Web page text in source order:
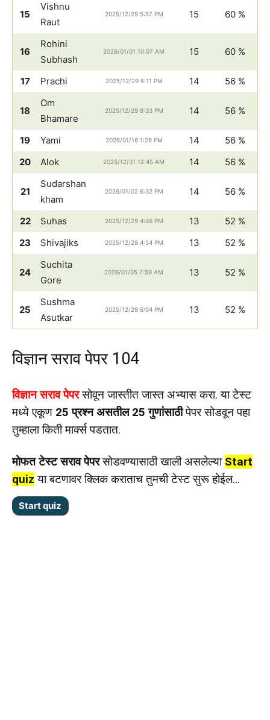
15
Vishnu
Raut
2025/12/29 5:57 PM 15 60 %
16
Rohini
Subhash
2026/01/01 10:07 AM 15 60 %
17 Prachi 2025/12/29 6:11 PM 14 56 %
18
Om
Bhamare
2025/12/29 8:33 PM 14 56 %
19 Yami 2026/01/16 1:26 PM 14
56 %
20
Alok 2025/12/31 12:45 AM 14 56 %
21
Sudarshan
kham
2026/01/02 6:32 PM 14 56 %
22 Suhas 2025/12/29 4:46 PM 13
52 %
23
Shivajiks 2025/12/29 4:54 PM 13 52 %
24
Suchita
Gore
2026/01/05 7:59 AM 13 52 %
25
Sushma
Asutkar
2025/12/29 6:04 PM 13 52 %
विज्ञान सराव पेपर 104
विज्ञान सराव पेपरसोवून जास्तीत जास्त अभ्यास करा. या टेस्ट
मध्ये एकूण 25 प्रश्न असतील 25 गुणांसाठीपेपर सोडवून पहा
तुम्हाला किती मार्क्स पडतात.
मोफत टेस्ट सराव पेपरसोडवण्यासाठी खाली असलेल्या Start
quiz या बटणावर क्लिक कराताच तुमची टेस्ट सुरू होईल…